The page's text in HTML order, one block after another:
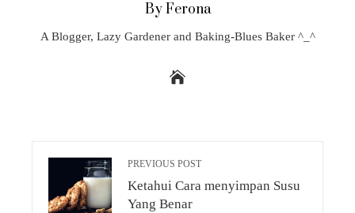
By Ferona
A Blogger, Lazy Gardener and Baking-Blues Baker ^_^
PREVIOUS POST
Ketahui Cara menyimpan Susu
Yang Benar